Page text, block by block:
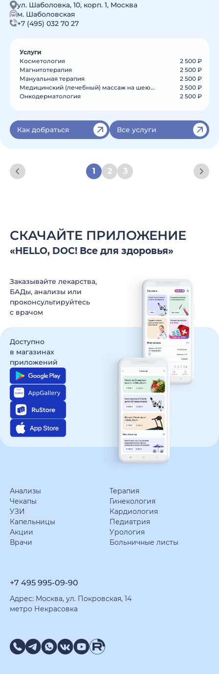
ул. Шаболовка, 10, корп. 1, Москва
м. Шаболовская
+7 (495) 032 70 27
Услуги
Косметология
2 500 ₽
Магнитотерапия
2 500 ₽
Мануальная терапия
2 500 ₽
Медицинский (лечебный) массаж на шею...
2 500 ₽
Онкодерматология
2 500 ₽
Как добраться Все услуги
1 2 3
СКАЧАЙТЕ ПРИЛОЖЕНИЕ
«HELLO, DOC! Все для здоровья»
Заказывайте лекарства,
БАДы, анализы или
проконсультируйтесь
c врачом
Доступно
в магазинах
приложений
Анализы
Терапия
Чекапы
Гинекология
УЗИ
Кардиология
Капельницы
Педиатрия
Акции
Урология
Врачи
Больничные листы
+7 495 995-09-90
Адрес: Москва, ул. Покровская, 14
метро Некрасовка